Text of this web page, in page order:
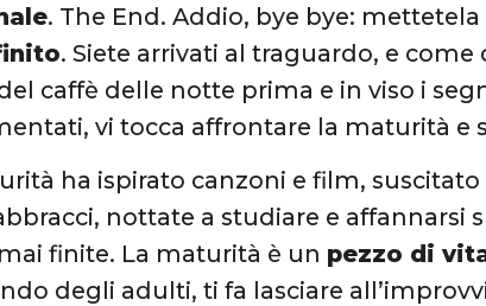
. The End. Addio, bye bye:
. Siete arrivati al traguardo, e
caffè delle notte prima e in viso i
vi tocca affrontare la maturità e
ha ispirato canzoni e film,
nottate a studiare e affannarsi
finite. La maturità è un pezzo di
degli adulti, ti fa lasciare